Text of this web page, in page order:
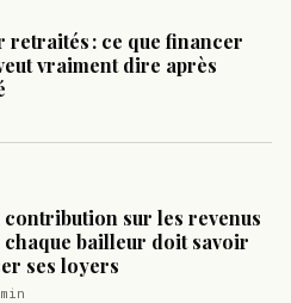
retraités : ce que financer
vraiment dire après
sur les revenus
chaque bailleur doit savoir
ses loyers